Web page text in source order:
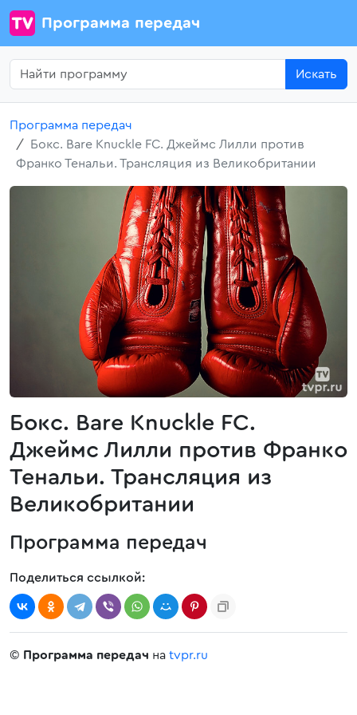
Программа передач
Искать
Программа передач
Бокс. Bare Knuckle FC. Джеймс Лилли против
Франко Тенальи. Трансляция из Великобритании
Бокс. Bare Knuckle FC.
Джеймс Лилли против Франко
Тенальи. Трансляция из
Великобритании
Программа передач
Поделиться ссылкой:
© Программа передач на tvpr.ru